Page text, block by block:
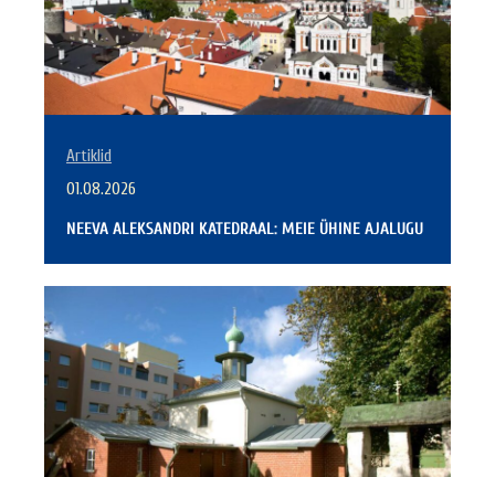
Artiklid
01.08.2026
NEEVA ALEKSANDRI KATEDRAAL: MEIE ÜHINE AJALUGU